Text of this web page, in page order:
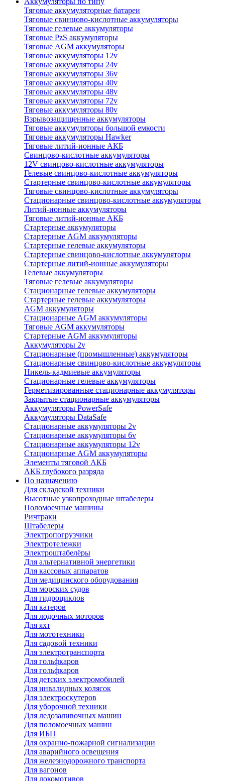
Тяговые аккумуляторные батареи
Тяговые свинцово-кислотные аккумуляторы
Тяговые гелевые аккумуляторы
Тяговые PzS аккумуляторы
Тяговые AGM аккумуляторы
Тяговые аккумуляторы 12v
Тяговые аккумуляторы 24v
Тяговые аккумуляторы 36v
Тяговые аккумуляторы 40v
Тяговые аккумуляторы 48v
Тяговые аккумуляторы 72v
Тяговые аккумуляторы 80v
Взрывозащищенные аккумуляторы
Тяговые аккумуляторы большой емкости
Тяговые аккумуляторы Hawker
Тяговые литий-ионные АКБ
Свинцово-кислотные аккумуляторы
12V свинцово-кислотные аккумуляторы
Гелевые свинцово-кислотные аккумуляторы
Стартерные свинцово-кислотные аккумуляторы
Тяговые свинцово-кислотные аккумуляторы
Стационарные свинцово-кислотные аккумуляторы
Литий-ионные аккумуляторы
Тяговые литий-ионные АКБ
Стартерные аккумуляторы
Стартерные AGM аккумуляторы
Стартерные гелевые аккумуляторы
Стартерные свинцово-кислотные аккумуляторы
Стартерные литий-ионные аккумуляторы
Гелевые аккумуляторы
Тяговые гелевые аккумуляторы
Стационарные гелевые аккумуляторы
Стартерные гелевые аккумуляторы
AGM аккумуляторы
Стационарные AGM аккумуляторы
Тяговые AGM аккумуляторы
Стартерные AGM аккумуляторы
Аккумуляторы 2v
Стационарные (промышленные) аккумуляторы
Стационарные свинцово-кислотные аккумуляторы
Никель-кадмиевые аккумуляторы
Стационарные гелевые аккумуляторы
Герметизированные стационарные аккумуляторы
Закрытые стационарные аккумуляторы
Аккумуляторы PowerSafe
Аккумуляторы DataSafe
Стационарные аккумуляторы 2v
Стационарные аккумуляторы 6v
Стационарные аккумуляторы 12v
Стационарные AGM аккумуляторы
Элементы тяговой АКБ
АКБ глубокого разряда
По назначению
Для складской техники
Высотные узкопроходные штабелеры
Поломоечные машины
Ричтраки
Штабелеры
Электропогрузчики
Электротележки
Электроштабелёры
Для альтернативной энергетики
Для кассовых аппаратов
Для медицинского оборудования
Для морских судов
Для гидроциклов
Для катеров
Для лодочных моторов
Для яхт
Для мототехники
Для садовой техники
Для электротранспорта
Для гольфкаров
Для гольфкаров
Для детских электромобилей
Для инвалидных колясок
Для электроскутеров
Для уборочной техники
Для ледозаливочных машин
Для поломоечных машин
Для ИБП
Для охранно-пожарной сигнализации
Для аварийного освещения
Для железнодорожного транспорта
Для вагонов
Для локомотивов